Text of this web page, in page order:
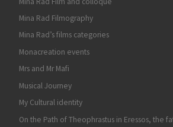
Mina Rad Filmography
Mina Rad’s films categories
Monacreation events
Mrs and Mr Mafi
Musical Journey
My Cultural identity
On the Path of Theophrastus in Eressos, the